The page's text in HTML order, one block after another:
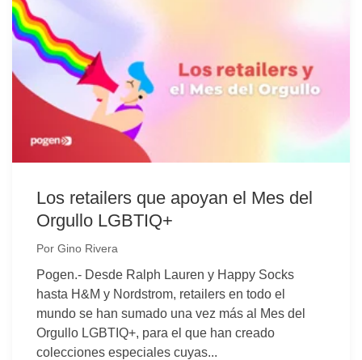
Los retailers que apoyan el Mes del
Orgullo LGBTIQ+
Por Gino Rivera
Pogen.- Desde Ralph Lauren y Happy Socks
hasta H&M y Nordstrom, retailers en todo el
mundo se han sumado una vez más al Mes del
Orgullo LGBTIQ+, para el que han creado
colecciones especiales cuyas...